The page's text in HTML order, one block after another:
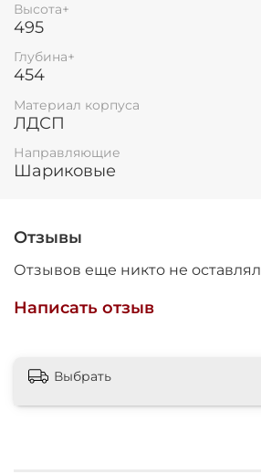
Высота+
495
Глубина+
454
Материал корпуса
ЛДСП
Направляющие
Шариковые
Отзывы
Отзывов еще никто не оставлял
Написать отзыв
Выбрать